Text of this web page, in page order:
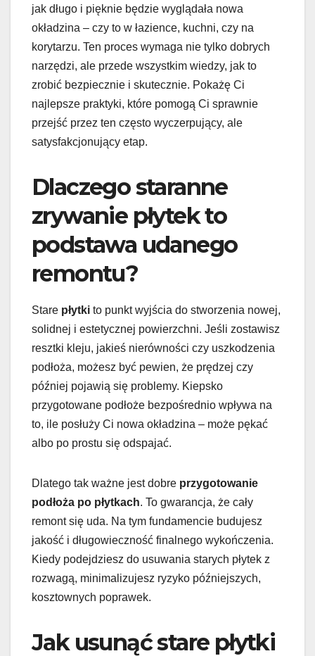
jak długo i pięknie będzie wyglądała nowa
okładzina – czy to w łazience, kuchni, czy na
korytarzu. Ten proces wymaga nie tylko dobrych
narzędzi, ale przede wszystkim wiedzy, jak to
zrobić bezpiecznie i skutecznie. Pokażę Ci
najlepsze praktyki, które pomogą Ci sprawnie
przejść przez ten często wyczerpujący, ale
satysfakcjonujący etap.
Dlaczego staranne
zrywanie płytek to
podstawa udanego
remontu?
Stare płytki to punkt wyjścia do stworzenia nowej,
solidnej i estetycznej powierzchni. Jeśli zostawisz
resztki kleju, jakieś nierówności czy uszkodzenia
podłoża, możesz być pewien, że prędzej czy
później pojawią się problemy. Kiepsko
przygotowane podłoże bezpośrednio wpływa na
to, ile posłuży Ci nowa okładzina – może pękać
albo po prostu się odspajać.
Dlatego tak ważne jest dobre przygotowanie
podłoża po płytkach. To gwarancja, że cały
remont się uda. Na tym fundamencie budujesz
jakość i długowieczność finalnego wykończenia.
Kiedy podejdziesz do usuwania starych płytek z
rozwagą, minimalizujesz ryzyko późniejszych,
kosztownych poprawek.
Jak usunąć stare płytki